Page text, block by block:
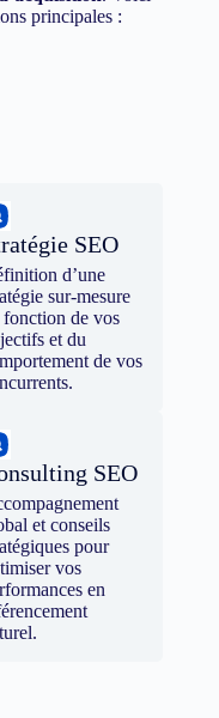
principales :
SEO
d’une
sur-mesure
fonction de vos
et du
de vos
SEO
et conseils
pour
vos
en